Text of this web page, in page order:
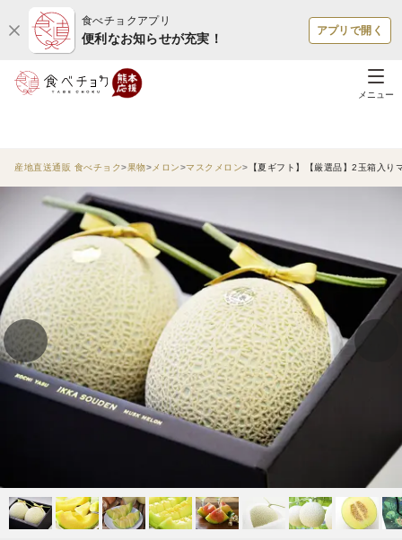
食べチョクアプリ
便利なお知らせが充実！
アプリで開く
メニュー
産地直送通販 食べチョク 果物 メロン マスクメロン 【夏ギフト】【厳選品】2玉箱入り